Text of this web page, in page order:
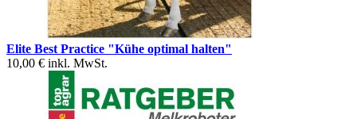
Elite Best Practice "Kühe optimal halten"
10,00 € inkl. MwSt.